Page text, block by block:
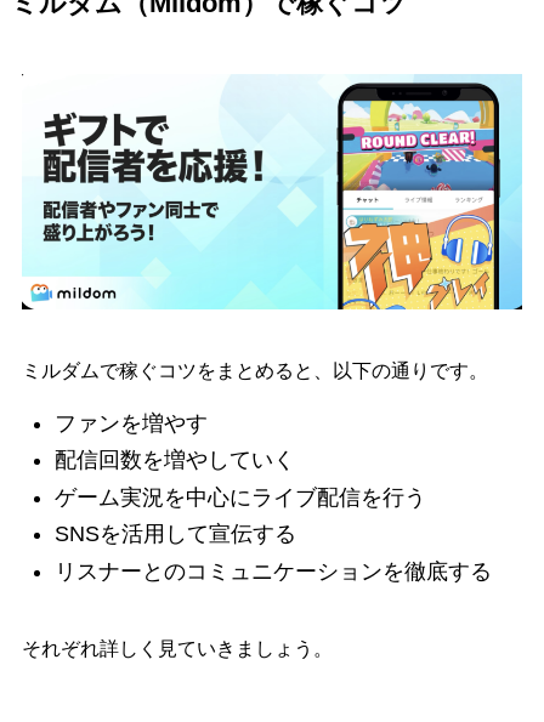
ミルダムで稼ぐコツをまとめると、以下の通りです。
ファンを増やす
配信回数を増やしていく
ゲーム実況を中心にライブ配信を行う
SNSを活用して宣伝する
リスナーとのコミュニケーションを徹底する
それぞれ詳しく見ていきましょう。